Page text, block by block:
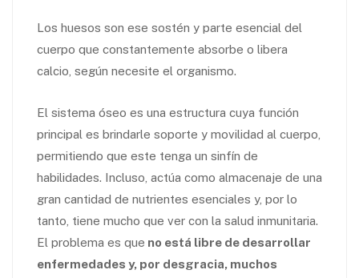
Los huesos son ese sostén y parte esencial del
cuerpo que constantemente absorbe o libera
calcio, según necesite el organismo.
El sistema óseo es una estructura cuya función
principal es brindarle soporte y movilidad al cuerpo,
permitiendo que este tenga un sinfín de
habilidades. Incluso, actúa como almacenaje de una
gran cantidad de nutrientes esenciales y, por lo
tanto, tiene mucho que ver con la salud inmunitaria.
El problema es que no está libre de desarrollar
enfermedades y, por desgracia, muchos